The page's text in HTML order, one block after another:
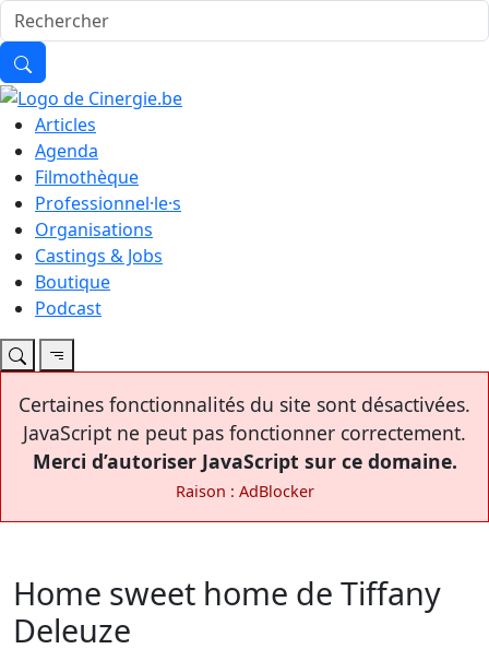
Articles
Agenda
Filmothèque
Professionnel·le·s
Organisations
Castings & Jobs
Boutique
Podcast
Certaines fonctionnalités du site sont désactivées.
JavaScript ne peut pas fonctionner correctement.
Merci d’autoriser JavaScript sur ce domaine.
Raison : AdBlocker
Home sweet home de Tiffany
Deleuze